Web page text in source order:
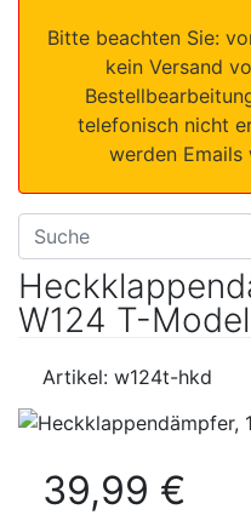
Bitte beachten Sie:
kein Versand
telefonisch nicht
werden
W124 T-
Artikel: w124t-hkd
39,99 €